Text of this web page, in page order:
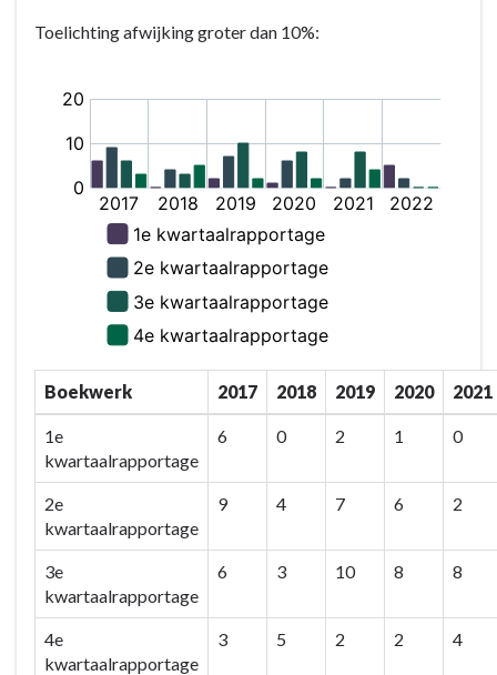
Toelichting afwijking groter dan 10%:
Boekwerk 2017 2018 2019 2020 2021
1e
kwartaalrapportage
6 0 2 1 0
2e
kwartaalrapportage
9 4 7 6 2
3e
kwartaalrapportage
6 3 10 8 8
4e
kwartaalrapportage
3 5 2 2 4